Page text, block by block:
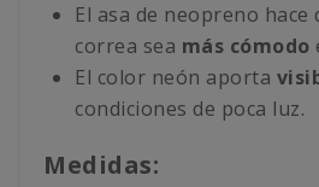
El asa de neopreno
correa sea más cómodo
El color neón aporta
condiciones de poca luz.
Medidas: